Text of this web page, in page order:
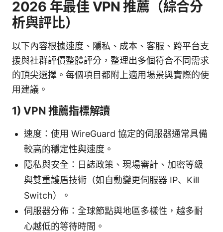
2026 年最佳 VPN 推薦（綜合分
析與評比）
以下內容根據速度、隱私、成本、客服、跨平台支
援與社群評價整體評分，整理出多個符合不同需求
的頂尖選擇。每個項目都附上適用場景與實際的使
用建議。
1) VPN 推薦指標解讀
速度：使用 WireGuard 協定的伺服器通常具備
較高的穩定性與速度。
隱私與安全：日誌政策、現場審計、加密等級
與雙重護盾技術（如自動變更伺服器 IP、Kill
Switch）。
伺服器分佈：全球節點與地區多樣性，越多耐
心越低的等待時間。